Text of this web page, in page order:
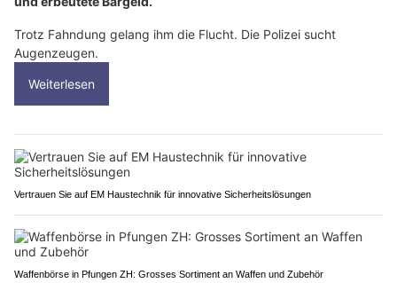
Trotz Fahndung gelang ihm die Flucht. Die Polizei sucht
Augenzeugen.
Weiterlesen
Vertrauen Sie auf EM Haustechnik für innovative Sicherheitslösungen
Waffenbörse in Pfungen ZH: Grosses Sortiment an Waffen und Zubehör